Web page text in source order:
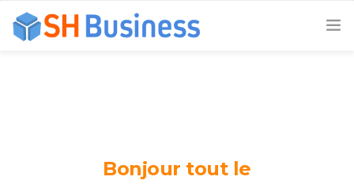
Bonjour tout le